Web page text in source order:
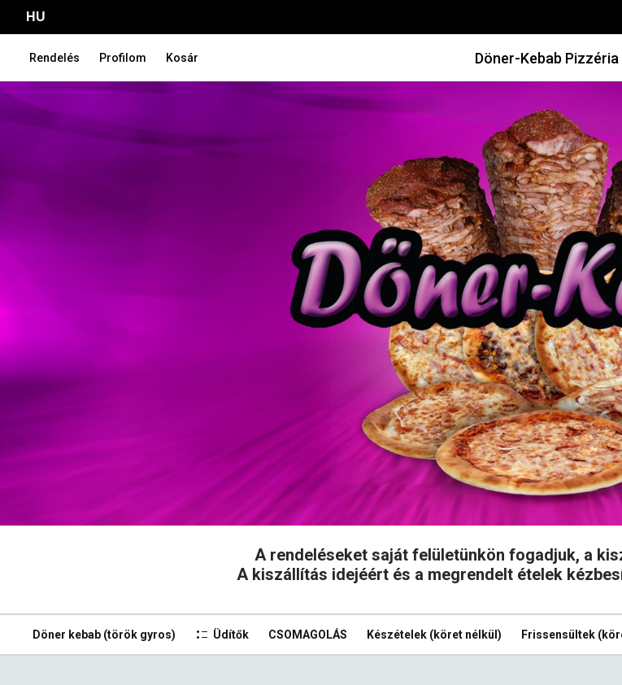
HU
Rendelés Profilom Kosár Döner-Kebab Pizzéria
A rendeléseket saját felületünkön fogadjuk, a
A kiszállítás idejéért és a megrendelt ételek
Döner kebab (török gyros) Üdítők CSOMAGOLÁS Készételek (köret nélkül) Frissensültek